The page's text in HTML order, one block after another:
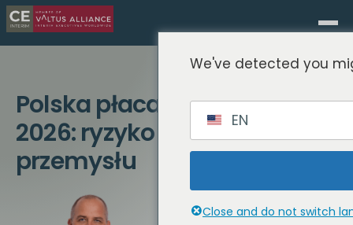
Polska płaca minimalna
2026: ryzyko operacyjne dla
przemysłu
We've detected you
EN
Close and do not switch